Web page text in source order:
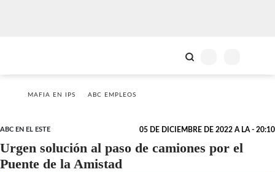
MAFIA EN IPS ABC EMPLEOS
ABC EN EL ESTE 05 DE DICIEMBRE DE 2022 A LA - 20:10
Urgen solución al paso de camiones por el
Puente de la Amistad